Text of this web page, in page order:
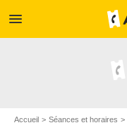
menu
Accueil Séances et horaires